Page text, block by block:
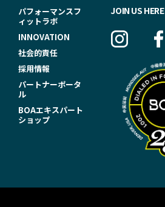
F
O
O
T
E
R
I
パフォーマンスフ
ィットラボ
INNOVATION
社会的責任
採用情報
パートナーポータ
ル
BOAエキスパート
ショップ
JOIN US HERE